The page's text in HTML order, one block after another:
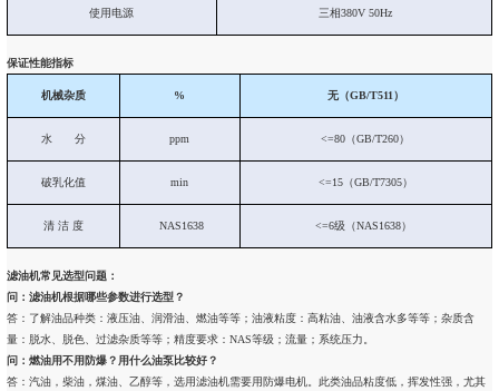
使用电源 三相380V 50Hz
保证性能指标
机械杂质 % 无（GB/T511）
水 分 ppm <=80（GB/T260）
破乳化值 min <=15（GB/T7305）
清 洁 度 NAS1638 <=6级（NAS1638）
滤油机常见选型问题：
问：滤油机根据哪些参数进行选型？
答：了解油品种类：液压油、润滑油、燃油等等；油液粘度：高粘油、油液含水多等等；杂质含
量：脱水、脱色、过滤杂质等等；精度要求：NAS等级；流量；系统压力。
问：燃油用不用防爆？用什么油泵比较好？
答：汽油，柴油，煤油、乙醇等，选用滤油机需要用防爆电机。此类油品粘度低，挥发性强，尤其